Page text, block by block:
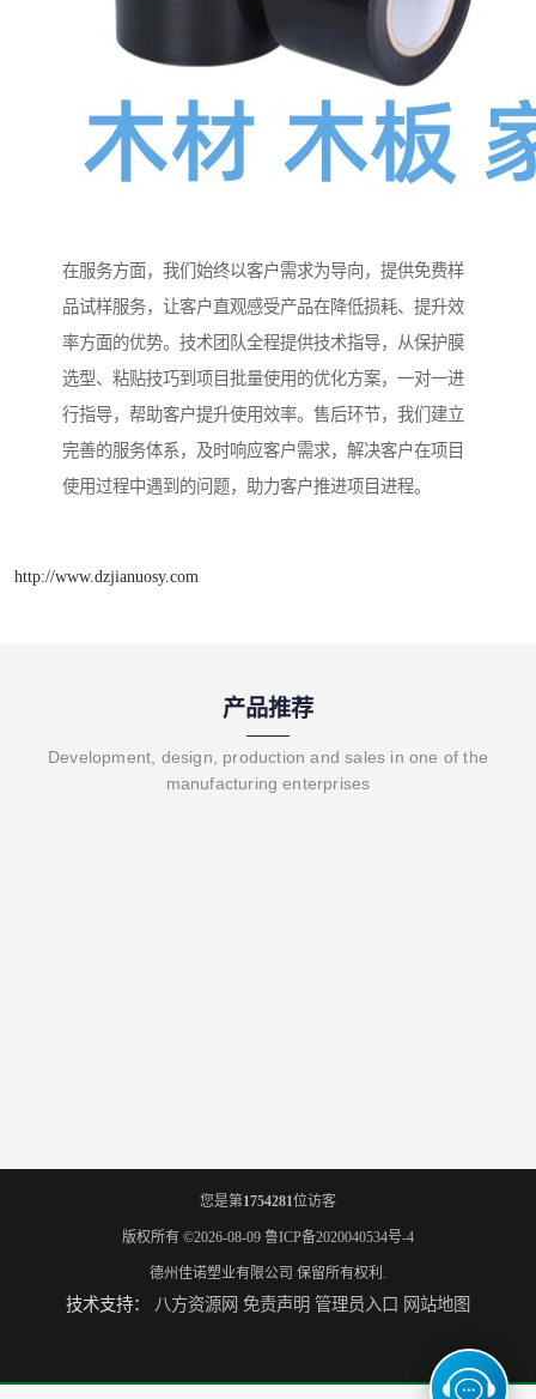
在服务方面，我们始终以客户需求为导向，提供免费样
品试样服务，让客户直观感受产品在降低损耗、提升效
率方面的优势。技术团队全程提供技术指导，从保护膜
选型、粘贴技巧到项目批量使用的优化方案，一对一进
行指导，帮助客户提升使用效率。售后环节，我们建立
完善的服务体系，及时响应客户需求，解决客户在项目
使用过程中遇到的问题，助力客户推进项目进程。
http://www.dzjianuosy.com
产品推荐
Development, design, production and sales in one of the
manufacturing enterprises
您是第1754281位访客
版权所有 ©2026-08-09 鲁ICP备2020040534号-4
德州佳诺塑业有限公司 保留所有权利.
技术支持： 八方资源网 免责声明 管理员入口 网站地图